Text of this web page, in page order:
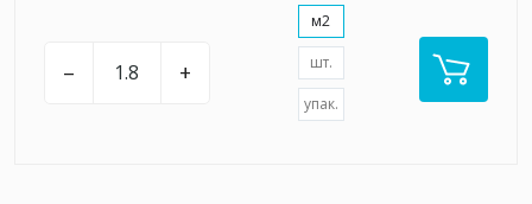
– +
м2
шт.
упак.